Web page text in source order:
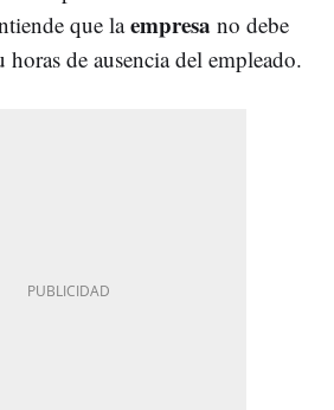
que laempresa no debe
de ausencia del empleado.